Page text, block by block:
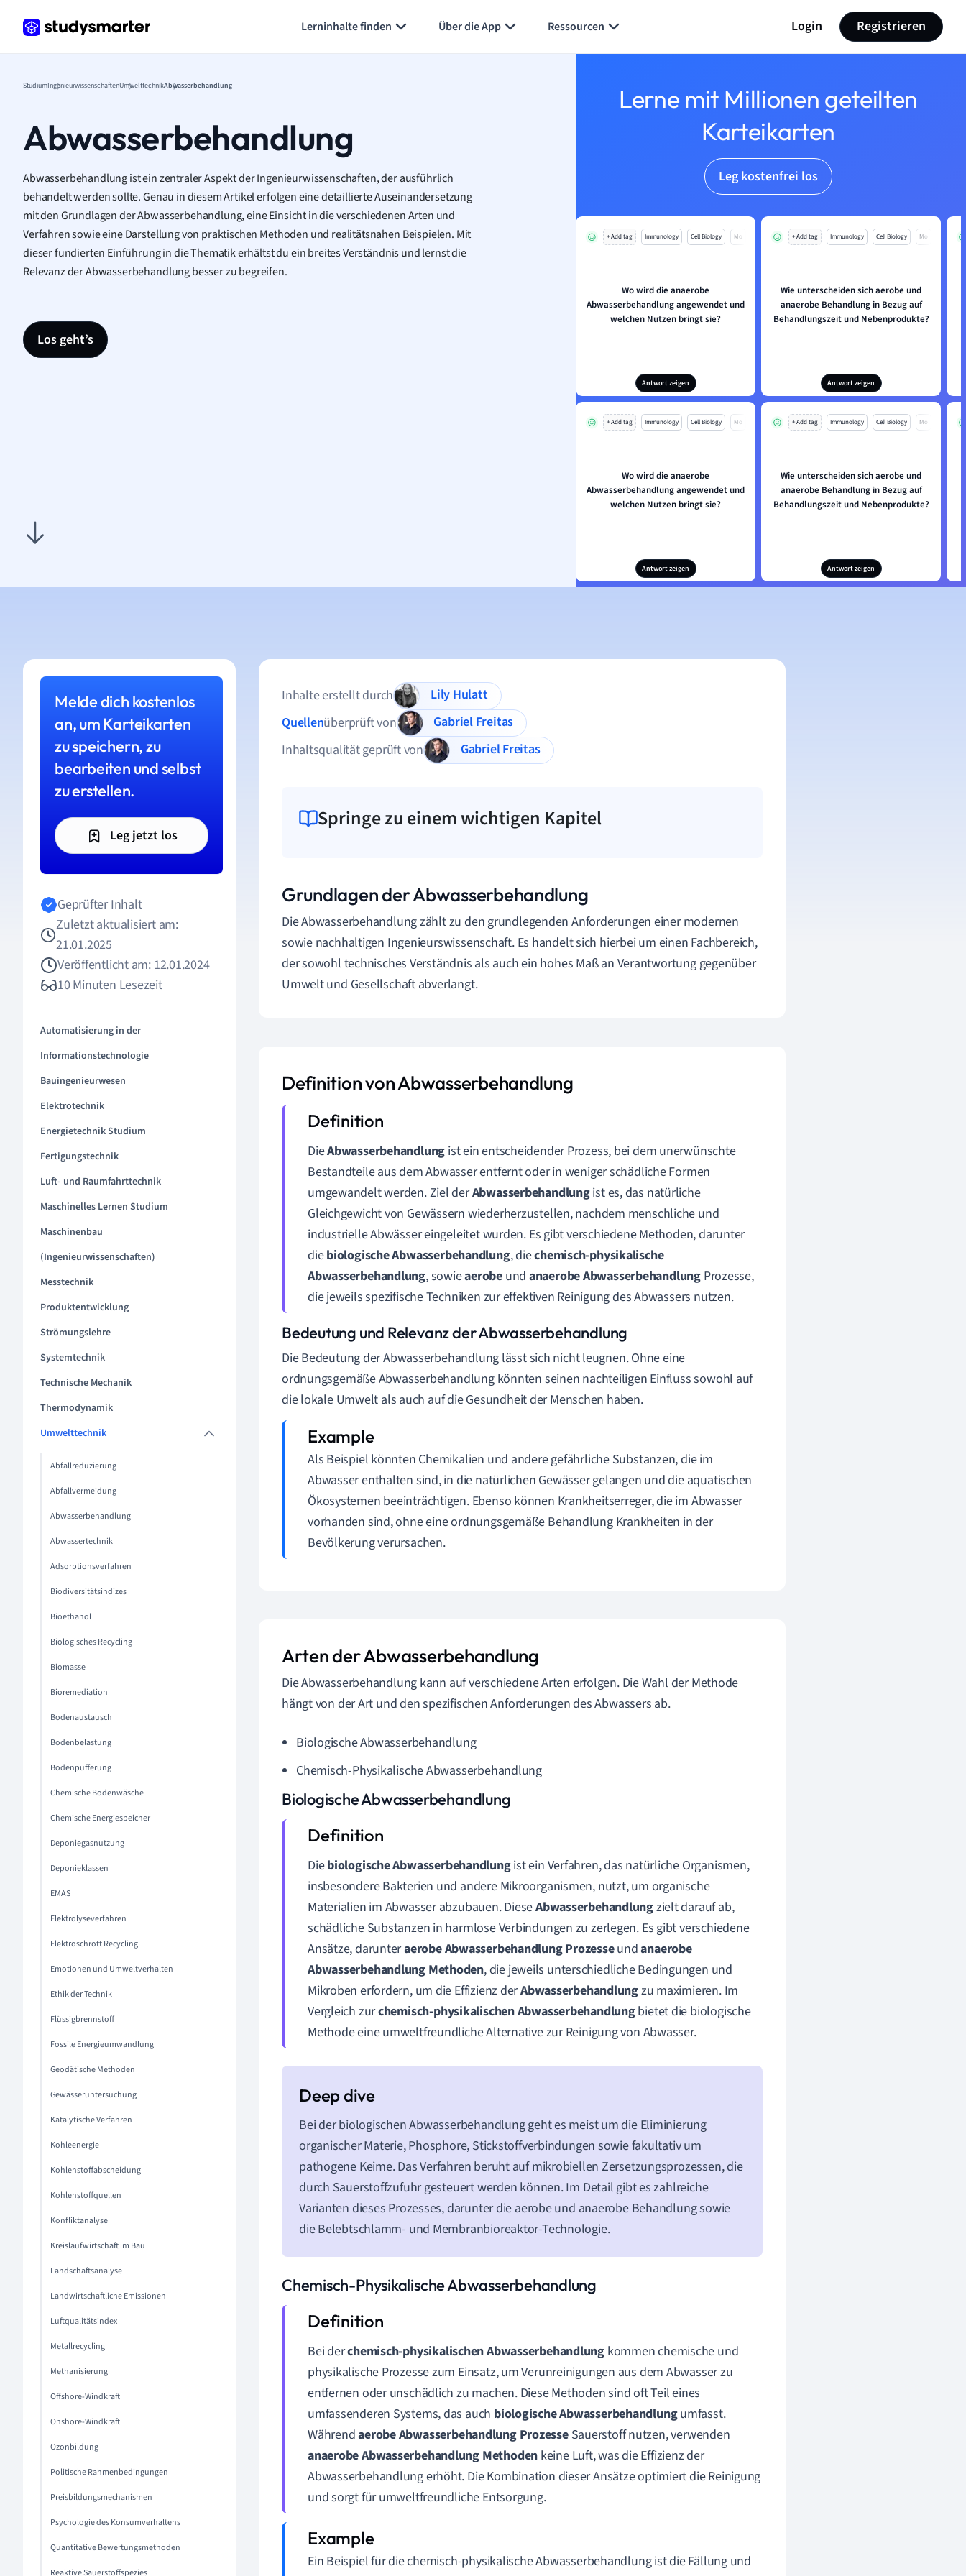
Lerninhalte finden Über die App Ressourcen Login Registrieren
StudiumIngenieurwissenschaftenUmwelttechnikAbwasserbehandlung
Abwasserbehandlung
Abwasserbehandlung ist ein zentraler Aspekt der Ingenieurwissenschaften, der ausführlich
behandelt werden sollte. Genau in diesem Artikel erfolgen eine detaillierte Auseinandersetzung
mit den Grundlagen der Abwasserbehandlung, eine Einsicht in die verschiedenen Arten und
Verfahren sowie eine Darstellung von praktischen Methoden und realitätsnahen Beispielen. Mit
dieser fundierten Einführung in die Thematik erhältst du ein breites Verständnis und lernst die
Relevanz der Abwasserbehandlung besser zu begreifen.
Los geht’s
Lerne mit Millionen geteilten
Karteikarten
Leg kostenfrei los
+ Add tag Immunology Cell Biology Mo
Wo wird die anaerobe
Abwasserbehandlung angewendet und
welchen Nutzen bringt sie?
Antwort zeigen
+ Add tag Immunology Cell Biology Mo
Wie unterscheiden sich aerobe und
anaerobe Behandlung in Bezug auf
Behandlungszeit und Nebenprodukte?
Antwort zeigen
+ Add tag Immunology Cell Biology Mo
Wo wird die anaerobe
Abwasserbehandlung angewendet und
welchen Nutzen bringt sie?
Antwort zeigen
+ Add tag Immunology Cell Biology Mo
Wie unterscheiden sich aerobe und
anaerobe Behandlung in Bezug auf
Behandlungszeit und Nebenprodukte?
Antwort zeigen
Melde dich kostenlos
an, um Karteikarten
zu speichern, zu
bearbeiten und selbst
zu erstellen.
Leg jetzt los
Geprüfter Inhalt
Zuletzt aktualisiert am:
21.01.2025
Veröffentlicht am: 12.01.2024
10 Minuten Lesezeit
Automatisierung in der
Informationstechnologie
Bauingenieurwesen
Elektrotechnik
Energietechnik Studium
Fertigungstechnik
Luft- und Raumfahrttechnik
Maschinelles Lernen Studium
Maschinenbau
(Ingenieurwissenschaften)
Messtechnik
Produktentwicklung
Strömungslehre
Systemtechnik
Technische Mechanik
Thermodynamik
Umwelttechnik
Abfallreduzierung
Abfallvermeidung
Abwasserbehandlung
Abwassertechnik
Adsorptionsverfahren
Biodiversitätsindizes
Bioethanol
Biologisches Recycling
Biomasse
Bioremediation
Bodenaustausch
Bodenbelastung
Bodenpufferung
Chemische Bodenwäsche
Chemische Energiespeicher
Deponiegasnutzung
Deponieklassen
EMAS
Elektrolyseverfahren
Elektroschrott Recycling
Emotionen und Umweltverhalten
Ethik der Technik
Flüssigbrennstoff
Fossile Energieumwandlung
Geodätische Methoden
Gewässeruntersuchung
Katalytische Verfahren
Kohleenergie
Kohlenstoffabscheidung
Kohlenstoffquellen
Konfliktanalyse
Kreislaufwirtschaft im Bau
Landschaftsanalyse
Landwirtschaftliche Emissionen
Luftqualitätsindex
Metallrecycling
Methanisierung
Offshore-Windkraft
Onshore-Windkraft
Ozonbildung
Politische Rahmenbedingungen
Preisbildungsmechanismen
Psychologie des Konsumverhaltens
Quantitative Bewertungsmethoden
Reaktive Sauerstoffspezies
Inhalte erstellt durch
Lily Hulatt
Quellenüberprüft von
Gabriel Freitas
Inhaltsqualität geprüft von
Gabriel Freitas
Springe zu einem wichtigen Kapitel
Grundlagen der Abwasserbehandlung
Die Abwasserbehandlung zählt zu den grundlegenden Anforderungen einer modernen
sowie nachhaltigen Ingenieurswissenschaft. Es handelt sich hierbei um einen Fachbereich,
der sowohl technisches Verständnis als auch ein hohes Maß an Verantwortung gegenüber
Umwelt und Gesellschaft abverlangt.
Definition von Abwasserbehandlung
DieAbwasserbehandlung ist ein entscheidender Prozess, bei dem unerwünschte
Bestandteile aus dem Abwasser entfernt oder in weniger schädliche Formen
umgewandelt werden. Ziel derAbwasserbehandlungist es, das natürliche
Gleichgewicht von Gewässern wiederherzustellen, nachdem menschliche und
industrielle Abwässer eingeleitet wurden. Es gibt verschiedene Methoden, darunter
diebiologische Abwasserbehandlung, diechemisch-physikalische
Abwasserbehandlung, sowieaerobeund anaerobe AbwasserbehandlungProzesse,
die jeweils spezifische Techniken zur effektiven Reinigung des Abwassers nutzen.
Bedeutung und Relevanz der Abwasserbehandlung
Die Bedeutung der Abwasserbehandlung lässt sich nicht leugnen. Ohne eine
ordnungsgemäße Abwasserbehandlung könnten seinen nachteiligen Einfluss sowohl auf
die lokale Umwelt als auch auf die Gesundheit der Menschen haben.
Als Beispiel könnten Chemikalien und andere gefährliche Substanzen, die im
Abwasser enthalten sind, in die natürlichen Gewässer gelangen und die aquatischen
Ökosystemen beeinträchtigen. Ebenso können Krankheitserreger, die im Abwasser
vorhanden sind, ohne eine ordnungsgemäße Behandlung Krankheiten in der
Bevölkerung verursachen.
Arten der Abwasserbehandlung
Die Abwasserbehandlung kann auf verschiedene Arten erfolgen. Die Wahl der Methode
hängt von der Art und den spezifischen Anforderungen des Abwassers ab.
Biologische Abwasserbehandlung
Chemisch-Physikalische Abwasserbehandlung
Biologische Abwasserbehandlung
Diebiologische Abwasserbehandlungist ein Verfahren, das natürliche Organismen,
insbesondere Bakterien und andere Mikroorganismen, nutzt, um organische
Materialien im Abwasser abzubauen. DieseAbwasserbehandlungzielt darauf ab,
schädliche Substanzen in harmlose Verbindungen zu zerlegen. Es gibt verschiedene
Ansätze, darunteraerobe Abwasserbehandlung Prozesseundanaerobe
Abwasserbehandlung Methoden, die jeweils unterschiedliche Bedingungen und
Mikroben erfordern, um die Effizienz derAbwasserbehandlungzu maximieren. Im
Vergleich zurchemisch-physikalischen Abwasserbehandlungbietet die biologische
Methode eine umweltfreundliche Alternative zur Reinigung von Abwasser.
Bei der biologischen Abwasserbehandlung geht es meist um die Eliminierung
organischer Materie, Phosphore, Stickstoffverbindungen sowie fakultativ um
pathogene Keime. Das Verfahren beruht auf mikrobiellen Zersetzungsprozessen, die
durch Sauerstoffzufuhr gesteuert werden können. Im Detail gibt es zahlreiche
Varianten dieses Prozesses, darunter die aerobe und anaerobe Behandlung sowie
die Belebtschlamm- und Membranbioreaktor-Technologie.
Chemisch-Physikalische Abwasserbehandlung
Bei derchemisch-physikalischen Abwasserbehandlung kommen chemische und
physikalische Prozesse zum Einsatz, um Verunreinigungen aus dem Abwasser zu
entfernen oder unschädlich zu machen. Diese Methoden sind oft Teil eines
umfassenderen Systems, das auch biologische Abwasserbehandlungumfasst.
Währendaerobe Abwasserbehandlung ProzesseSauerstoff nutzen, verwenden
anaerobe Abwasserbehandlung Methoden keine Luft, was die Effizienz der
Abwasserbehandlung erhöht. Die Kombination dieser Ansätze optimiert die Reinigung
und sorgt für umweltfreundliche Entsorgung.
Ein Beispiel für die chemisch-physikalische Abwasserbehandlung ist die Fällung und